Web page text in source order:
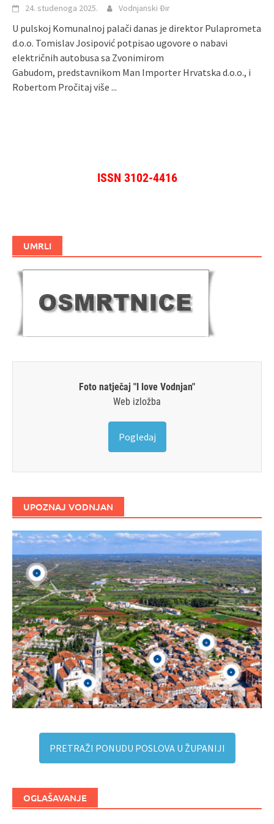
24. studenoga 2025. Vodnjanski Đir
U pulskoj Komunalnoj palači danas je direktor Pulaprometa
d.o.o. Tomislav Josipović potpisao ugovore o nabavi
električnih autobusa sa Zvonimirom
Gabudom, predstavnikom Man Importer Hrvatska d.o.o., i
Robertom Pročitaj više ...
ISSN 3102-4416
UMRLI
Foto natječaj "I love Vodnjan"
Web izložba
Pogledaj
UPOZNAJ VODNJAN
PRETRAŽI PONUDU POSLOVA U ŽUPANIJI
OGLAŠAVANJE